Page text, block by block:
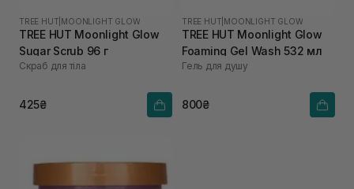
TREE HUT MOONLIGHT GLOW
TREE HUT Moonlight Glow
Sugar Scrub 96 г
Скраб для тіла
425₴
TREE HUT MOONLIGHT GLOW
TREE HUT Moonlight Glow
Foaming Gel Wash 532 мл
Гель для душу
800₴